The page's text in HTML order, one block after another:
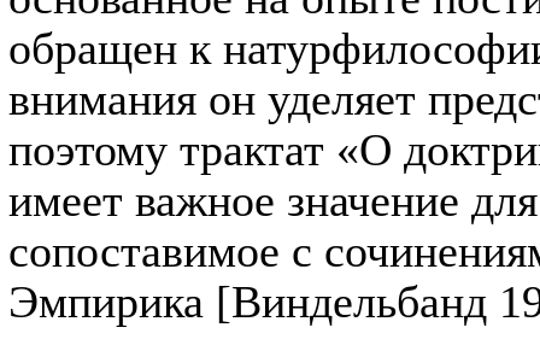
обращен к
внимания он уделяет
поэтому трактат «О
имеет важное значение
сопоставимое с
Эмпирика [Виндельбанд